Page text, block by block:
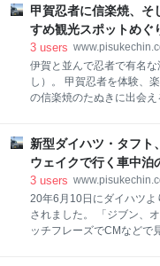
無料の観光用駐車場があ
西本線（関駅）が走ってい
情報 小さな道の駅ですが
ーション」に車中泊した
アクセス 施設情報 基本情
んな感じ？ おすすめの駐
（北近江リゾート） 周辺
奥びわ湖パークウェイ 小
史博物館 まとめ アクセス
囲気があります。 道の駅
側の自然豊かな観光スポッ
琶湖観光での休憩場所とし
甲賀忍者に信楽焼、そ
すめ観光スポットめぐ
行く車中泊の旅
3 users
伊賀と並んで忍者で有名
し）。 甲賀忍者を体験、
の信楽焼のたぬきに出会
の魅力溢れる観光スポッ
足の旅をお届けしたいと思
忍者村 施設情報 からくり
験 信楽陶芸村 施設情報（
社 信楽伝統産業会館 施設
楽陶苑（たぬき村） 施設
新型ダイハツ・タフト
ウェイクで行く車中泊
3 users
20年6月10日にダイハツ
されました。 「ジブン、
ッチフレーズでCMなどで